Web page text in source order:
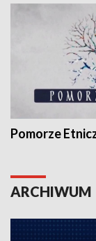
Pomorze
ARCHIWUM